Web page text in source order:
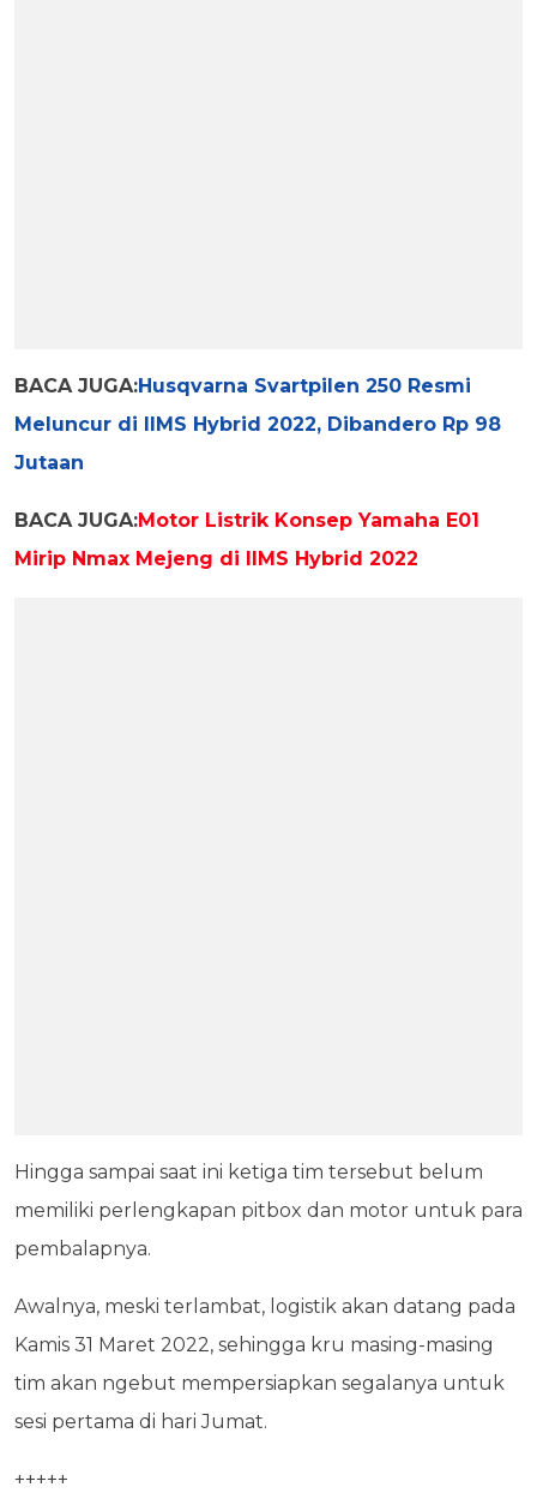
BACA JUGA:Husqvarna Svartpilen 250 Resmi
Meluncur di IIMS Hybrid 2022, Dibandero Rp 98
Jutaan
BACA JUGA:Motor Listrik Konsep Yamaha E01
Mirip Nmax Mejeng di IIMS Hybrid 2022
Hingga sampai saat ini ketiga tim tersebut belum
memiliki perlengkapan pitbox dan motor untuk para
pembalapnya.
Awalnya, meski terlambat, logistik akan datang pada
Kamis 31 Maret 2022, sehingga kru masing-masing
tim akan ngebut mempersiapkan segalanya untuk
sesi pertama di hari Jumat.
+++++